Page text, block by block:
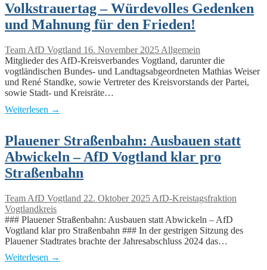
Volkstrauertag – Würdevolles Gedenken
und Mahnung für den Frieden!
Team AfD Vogtland 16. November 2025 Allgemein
Mitglieder des AfD-Kreisverbandes Vogtland, darunter die
vogtländischen Bundes- und Landtagsabgeordneten Mathias Weiser
und René Standke, sowie Vertreter des Kreisvorstands der Partei,
sowie Stadt- und Kreisräte…
Weiterlesen →
Plauener Straßenbahn: Ausbauen statt
Abwickeln – AfD Vogtland klar pro
Straßenbahn
Team AfD Vogtland 22. Oktober 2025 AfD-Kreistagsfraktion
Vogtlandkreis
### Plauener Straßenbahn: Ausbauen statt Abwickeln – AfD
Vogtland klar pro Straßenbahn ### In der gestrigen Sitzung des
Plauener Stadtrates brachte der Jahresabschluss 2024 das…
Weiterlesen →